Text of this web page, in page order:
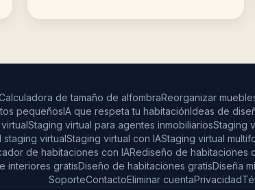
de tamaño de alfombraReorganizar
pequeñosIA que respeta tu habitaciónIdeas de
Staging virtual para agentes inmobiliariosStaging
staging virtualStaging virtual con IAStaging virtual
de habitaciones con IARediseño de habitaciones
interiores gratisDiseño de habitaciones gratisDiseña
SoporteContactoEliminar cuentaPrivacidad